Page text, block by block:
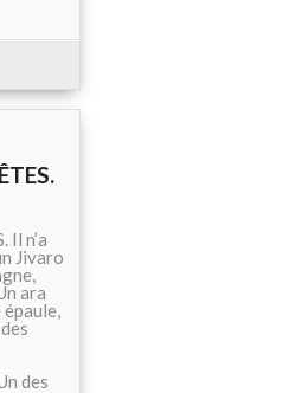
Il n’a
Jivaro
ara
des